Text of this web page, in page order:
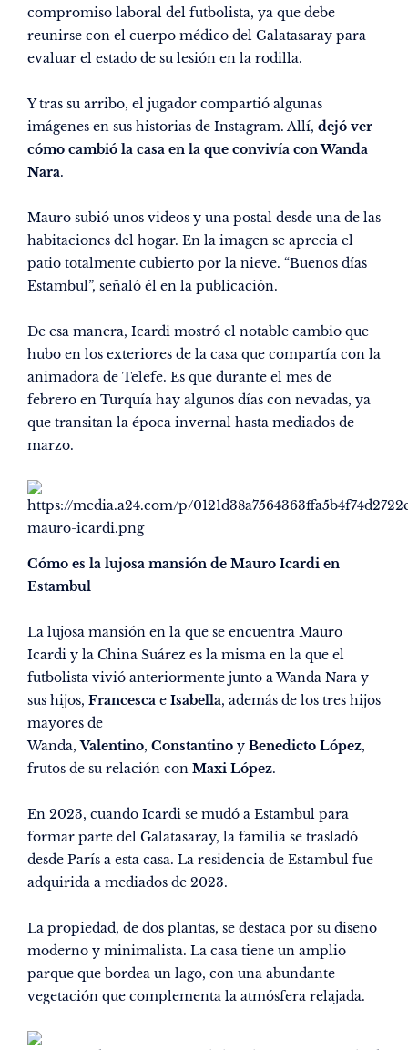
compromiso laboral del futbolista, ya que debe
reunirse con el cuerpo médico del Galatasaray para
evaluar el estado de su lesión en la rodilla.
Y tras su arribo, el jugador compartió algunas
imágenes en sus historias de Instagram. Allí, dejó ver
cómo cambió la casa en la que convivía con Wanda
Nara.
Mauro subió unos videos y una postal desde una de las
habitaciones del hogar. En la imagen se aprecia el
patio totalmente cubierto por la nieve. “Buenos días
Estambul”, señaló él en la publicación.
De esa manera, Icardi mostró el notable cambio que
hubo en los exteriores de la casa que compartía con la
animadora de Telefe. Es que durante el mes de
febrero en Turquía hay algunos días con nevadas, ya
que transitan la época invernal hasta mediados de
marzo.
Cómo es la lujosa mansión de Mauro Icardi en
Estambul
La lujosa mansión en la que se encuentra Mauro
Icardi y la China Suárez es la misma en la que el
futbolista vivió anteriormente junto a Wanda Nara y
sus hijos, Francesca e Isabella, además de los tres hijos
mayores de
Wanda,Valentino, Constantino y Benedicto López,
frutos de su relación con Maxi López.
En 2023, cuando Icardi se mudó a Estambul para
formar parte del Galatasaray, la familia se trasladó
desde París a esta casa. La residencia de Estambul fue
adquirida a mediados de 2023.
La propiedad, de dos plantas, se destaca por su diseño
moderno y minimalista. La casa tiene un amplio
parque que bordea un lago, con una abundante
vegetación que complementa la atmósfera relajada.